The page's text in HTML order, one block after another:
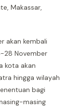
Makassar,
akan kembali
28 November
kota akan
hingga wilayah
bagi
masing